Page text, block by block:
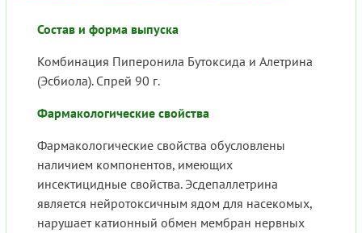
Состав и форма выпуска
Комбинация Пиперонила Бутоксида и Алетрина
(Эсбиола). Спрей 90 г.
Фармакологические свойства
Фармакологические свойства обусловлены
наличием компонентов, имеющих
инсектицидные свойства. Эсдепаллетрина
является нейротоксичным ядом для насекомых,
нарушает катионный обмен мембран нервных